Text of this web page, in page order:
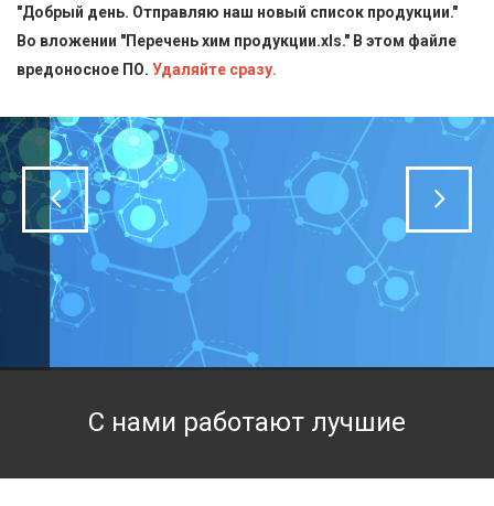
ПРОДУКЦИЯ
Блескообразующие добавки
Индикаторы
Кислоты
Пищевая химия для производств
Стандарт-титры
Техническая химия
СТАТЬИ
ДОСТАВКА
СЕРТИФИКАТЫ
КОНТАКТЫ
"Добрый день. Отправляю наш новый список продукции."
Во вложении "Перечень хим продукции.xls." В этом файле
вредоносное ПО. Удаляйте сразу.
С нами работают лучшие